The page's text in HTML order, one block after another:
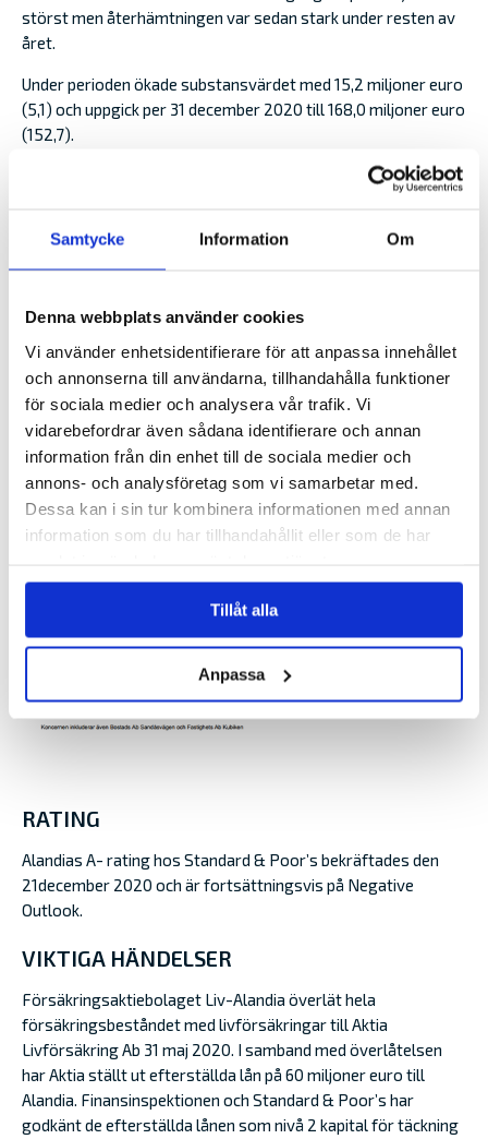
Samtycke Information Om
Denna webbplats använder cookies
Vi använder enhetsidentifierare för att anpassa innehållet
och annonserna till användarna, tillhandahålla funktioner
för sociala medier och analysera vår trafik. Vi
vidarebefordrar även sådana identifierare och annan
information från din enhet till de sociala medier och
annons- och analysföretag som vi samarbetar med.
Dessa kan i sin tur kombinera informationen med annan
information som du har tillhandahållit eller som de har
Tillåt alla
Anpassa
störst men återhämtningen var sedan stark under resten av
året.
Under perioden ökade substansvärdet med 15,2 miljoner euro
(5,1) och uppgick per 31 december 2020 till 168,0 miljoner euro
(152,7).
Nyckeltalen för livförsäkring och koncernens bokförda
Solvensen för Alandia har under året kraftigt stärkts av det
som är medräkningsbara som nivå 2 kapital samt
reduceringen av livförsäkringsrisk. Solvenskvoten i Alandia
Försäkring Abp var 273 procent (207).
RATING
Alandias A- rating hos Standard & Poor’s bekräftades den
21december 2020 och är fortsättningsvis på Negative
Outlook.
VIKTIGA HÄNDELSER
Försäkringsaktiebolaget Liv-Alandia överlät hela
försäkringsbeståndet med livförsäkringar till Aktia
Livförsäkring Ab 31 maj 2020. I samband med överlåtelsen
har Aktia ställt ut efterställda lån på 60 miljoner euro till
Alandia. Finansinspektionen och Standard & Poor’s har
godkänt de efterställda lånen som nivå 2 kapital för täckning